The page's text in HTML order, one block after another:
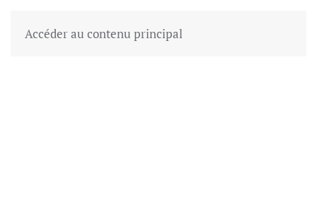
Accéder au contenu principal